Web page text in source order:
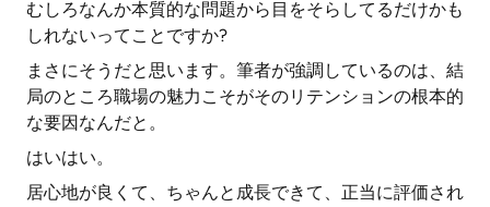
むしろなんか本質的な問題から目をそらしてるだけかも
しれないってことですか?
まさにそうだと思います。筆者が強調しているのは、結
局のところ職場の魅力こそがそのリテンションの根本的
な要因なんだと。
はいはい。
居心地が良くて、ちゃんと成長できて、正当に評価され